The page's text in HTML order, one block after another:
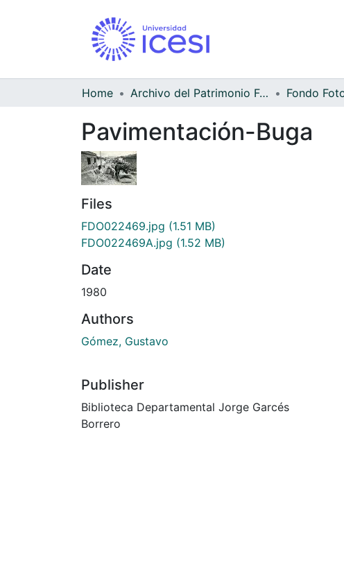
Home Archivo del Patrimonio Fotográfico y Fílmico del Valle del Cauca
Pavimentación-Buga
Files
FDO022469.jpg (1.51 MB)
FDO022469A.jpg (1.52 MB)
Date
1980
Authors
Gómez, Gustavo
Publisher
Biblioteca Departamental Jorge Garcés
Borrero